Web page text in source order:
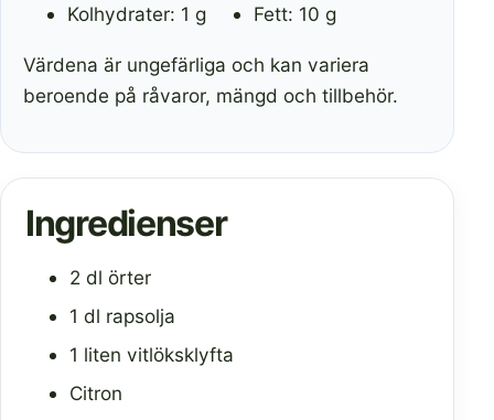
Kolhydrater: 1 g Fett: 10 g
Värdena är ungefärliga och kan variera
beroende på råvaror, mängd och tillbehör.
Ingredienser
2 dl örter
1 dl rapsolja
1 liten vitlöksklyfta
Citron